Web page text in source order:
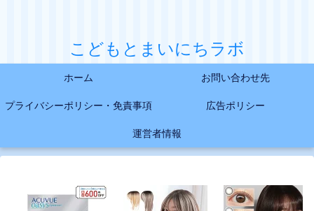
こどもとまいにちラボ
ホーム お問い合わせ先
プライバシーポリシー・免責事項 広告ポリシー
運営者情報